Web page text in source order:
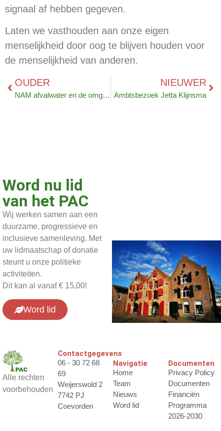
signaal af hebben gegeven.
Laten we vasthouden aan onze eigen
menselijkheid door oog te blijven houden voor
de menselijkheid van anderen.
OUDER
NAM afvalwater en de omgevings­vergunning
NIEUWER
Ambtsbezoek Jetta Klijnsma
Word nu lid
van het PAC
Wij werken samen aan een
duurzame, progressieve en
inclusieve samenleving. Met
uw lidmaatschap of donatie
steunt u onze politieke
activiteiten.
Dit kan al vanaf € 15,00!
Word lid
Alle rechten
voorbehouden
Contactgegevens
06 - 30 72 68
69
Weijerswold 2
7742 PJ
Coevorden
Navigatie
Home
Team
Nieuws
Word lid
Documenten
Privacy Policy
Documenten
Financiën
Programma
2026-2030